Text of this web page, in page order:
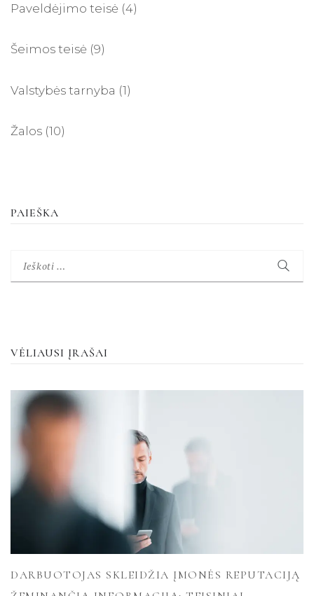
Paveldėjimo teisė (4)
Šeimos teisė (9)
Valstybės tarnyba (1)
Žalos (10)
PAIEŠKA
Ieškoti:
VĖLIAUSI ĮRAŠAI
DARBUOTOJAS SKLEIDŽIA ĮMONĖS REPUTACIJĄ